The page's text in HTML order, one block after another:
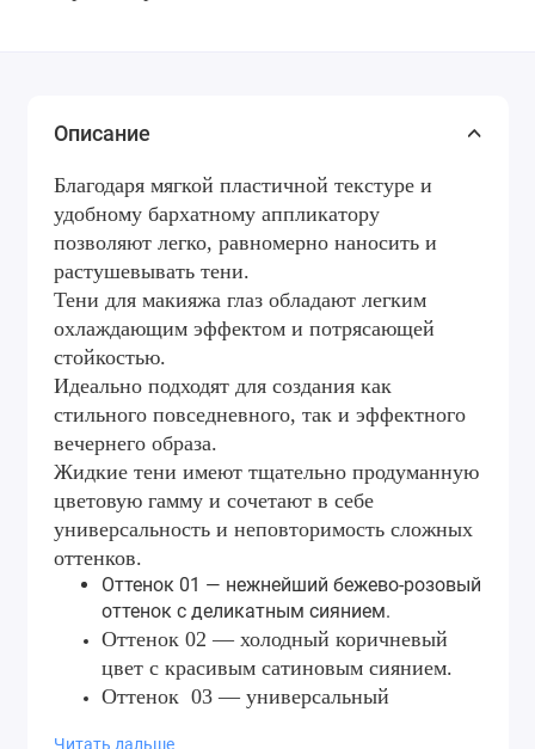
Описание
Благодаря мягкой пластичной текстуре и
удобному бархатному аппликатору
позволяют легко, равномерно наносить и
растушевывать тени.
Тени для макияжа глаз обладают легким
охлаждающим эффектом и потрясающей
стойкостью.
Идеально подходят для создания как
стильного повседневного, так и эффектного
вечернего образа.
Жидкие тени имеют тщательно продуманную
цветовую гамму и сочетают в себе
универсальность и неповторимость сложных
оттенков.
Оттенок 01 — нежнейший бежево-розовый
оттенок с деликатным сиянием.
Оттенок 02 — холодный коричневый
цвет с красивым сатиновым сиянием.
Оттенок 03 — универсальный
Читать дальше